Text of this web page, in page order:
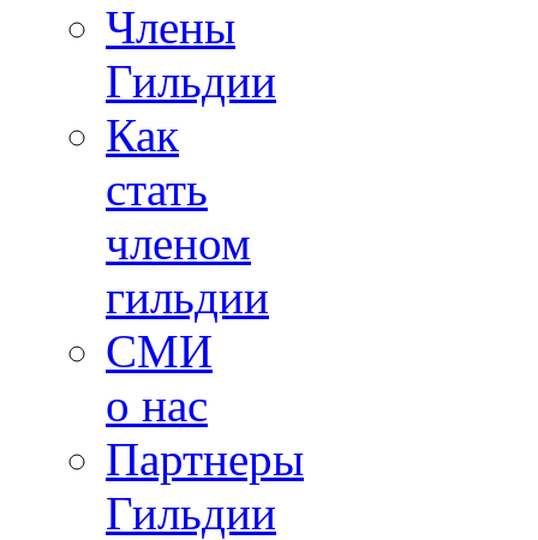
Члены
Гильдии
Как
стать
членом
гильдии
СМИ
о нас
Партнеры
Гильдии